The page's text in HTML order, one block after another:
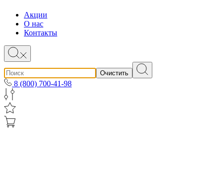
Акции
О нас
Контакты
Очистить
8 (800) 700-41-98